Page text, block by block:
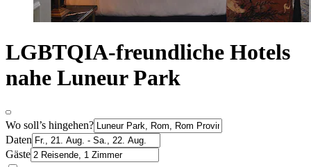
LGBTQIA-freundliche Hotels
nahe Luneur Park
Wo soll’s hingehen?
Daten
Gäste